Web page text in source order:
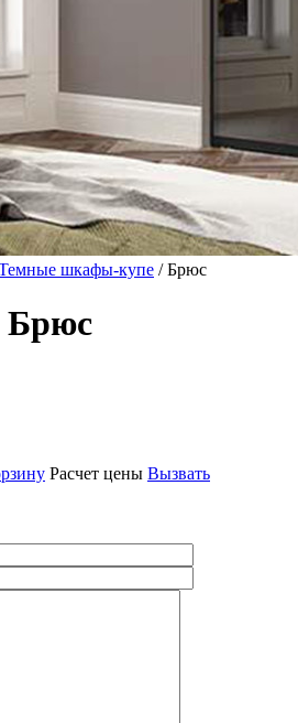
шкафы-купе / Брюс
Расчет цены Вызвать